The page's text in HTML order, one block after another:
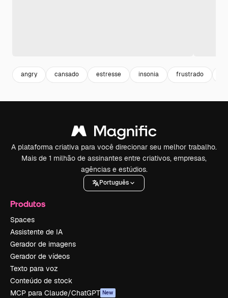
angry cansado estresse insonia frustrado
A plataforma criativa para você direcionar seu melhor trabalho.
Mais de 1 milhão de assinantes entre criativos, empresas,
agências e estúdios.
Português
Produtos
Spaces
Assistente de IA
Gerador de imagens
Gerador de vídeos
Texto para voz
Conteúdo de stock
MCP para Claude/ChatGPT New